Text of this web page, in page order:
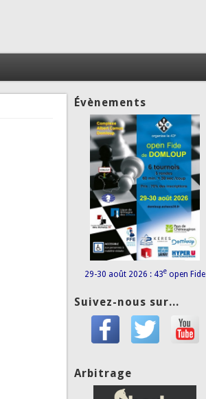
Évènements
29-30 août 2026 : 43e open Fide
Suivez-nous sur...
Arbitrage